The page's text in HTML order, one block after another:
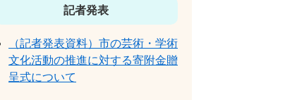
記者発表
（記者発表資料）市の芸術・学術
文化活動の推進に対する寄附金贈
呈式について